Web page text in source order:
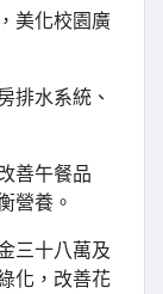
美化校園廣
排水系統、
善午餐品
營養。
三十八萬及
化，改善花